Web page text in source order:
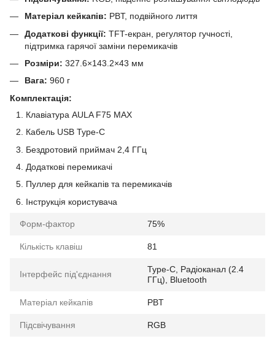
Матеріал кейкапів: PBT, подвійного лиття
Додаткові функції: TFT-екран, регулятор гучності,
підтримка гарячої заміни перемикачів
Розміри: 327.6×143.2×43 мм
Вага: 960 г
Комплектація:
Клавіатура AULA F75 MAX
Кабель USB Type-C
Бездротовий приймач 2,4 ГГц
Додаткові перемикачі
Пуллер для кейкапів та перемикачів
Інструкція користувача
Форм-фактор 75%
Кількість клавіш 81
Інтерфейс під'єднання
Type-C, Радіоканал (2.4
ГГц), Bluetooth
Матеріал кейкапів PBT
Підсвічування RGB